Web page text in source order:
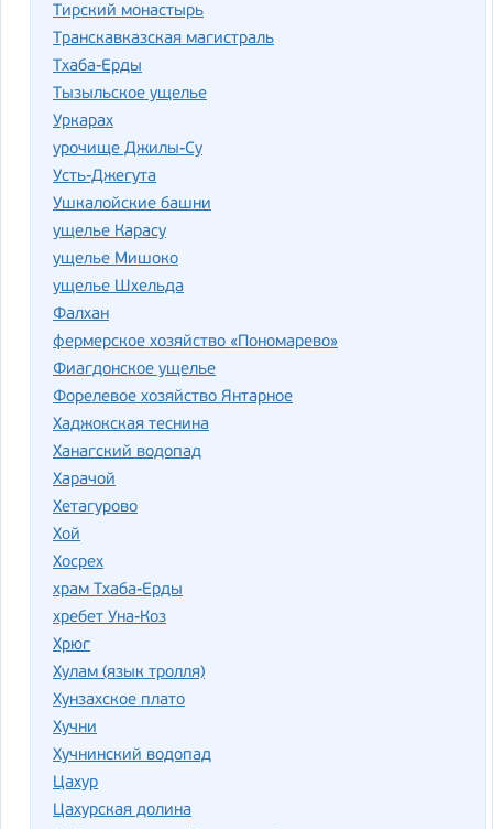
Тирский монастырь
Транскавказская магистраль
Тхаба-Ерды
Тызыльское ущелье
Уркарах
урочище Джилы-Су
Усть-Джегута
Ушкалойские башни
ущелье Карасу
ущелье Мишоко
ущелье Шхельда
Фалхан
фермерское хозяйство «Пономарево»
Фиагдонское ущелье
Форелевое хозяйство Янтарное
Хаджокская теснина
Ханагский водопад
Харачой
Хетагурово
Хой
Хосрех
храм Тхаба-Ерды
хребет Уна-Коз
Хрюг
Хулам (язык тролля)
Хунзахское плато
Хучни
Хучнинский водопад
Цахур
Цахурская долина